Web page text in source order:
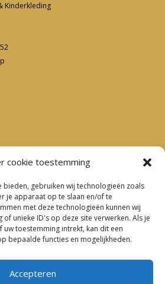
cookie toestemming
bieden, gebruiken wij technologieën zoals
je apparaat op te slaan en/of te
met deze technologieën kunnen wij
of unieke ID's op deze site verwerken. Als je
uw toestemming intrekt, kan dit een
bepaalde functies en mogelijkheden.
Accepteren
Kinderkleding